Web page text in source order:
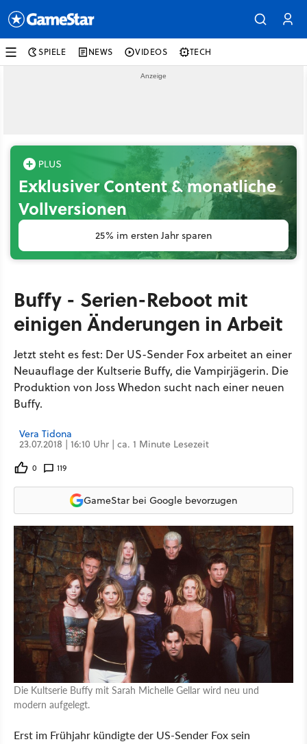
SPIELE NEWS VIDEOS TECH
Exklusiver Content & monatliche
Vollversionen
25% im ersten Jahr sparen
Buffy - Serien-Reboot mit
einigen Änderungen in Arbeit
Jetzt steht es fest: Der US-Sender Fox arbeitet an einer
Neuauflage der Kultserie Buffy, die Vampirjägerin. Die
Produktion von Joss Whedon sucht nach einer neuen
Buffy.
Vera Tidona
23.07.2018 | 16:10 Uhr | ca. 1 Minute Lesezeit
0 119
GameStar bei Google bevorzugen
Die Kultserie Buffy mit Sarah Michelle Gellar wird neu und
modern aufgelegt.
Erst im Frühjahr kündigte der US-Sender Fox sein